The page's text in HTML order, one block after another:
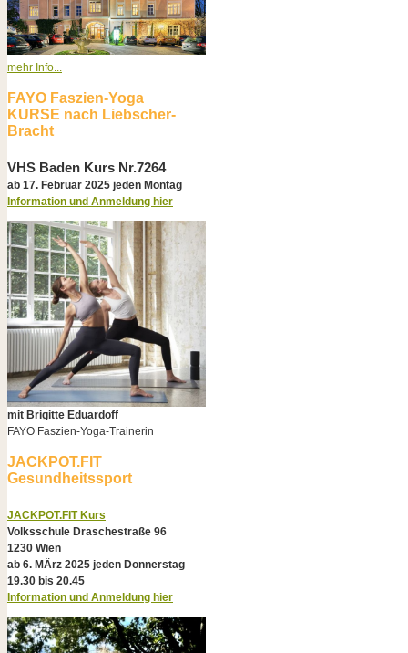
mehr Info...
FAYO Faszien-Yoga
KURSE nach Liebscher-
Bracht
VHS Baden Kurs Nr.7264
ab 17. Februar 2025 jeden Montag
Information und Anmeldung hier
mit Brigitte Eduardoff
FAYO Faszien-Yoga-Trainerin
JACKPOT.FIT
Gesundheitssport
JACKPOT.FIT Kurs
Volksschule Draschestraße 96
1230 Wien
ab 6. MÄrz 2025 jeden Donnerstag
19.30 bis 20.45
Information und Anmeldung hier